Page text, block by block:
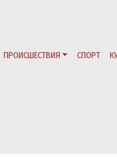
ПРОИСШЕСТВИЯ СПОРТ